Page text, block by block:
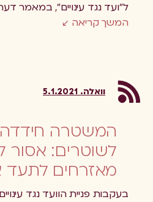
ל"ועד נגד עינויים", במאמר
המשך קריאה
וואלה. 5.1.2021
המשטרה חידדה
לשוטרים: אסור
מאזרחים לתעד
בעקבות פניית הוועד נגד